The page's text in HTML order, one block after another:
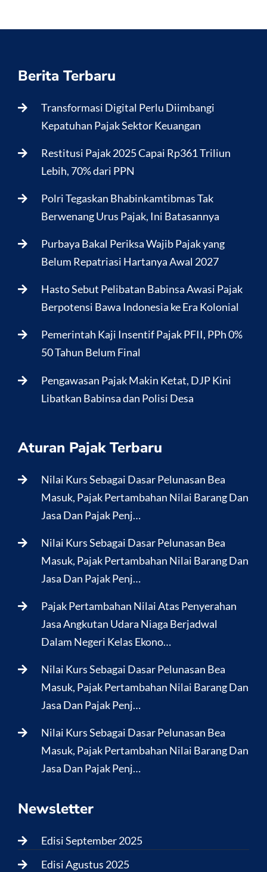
Berita Terbaru
Transformasi Digital Perlu Diimbangi
Kepatuhan Pajak Sektor Keuangan
Restitusi Pajak 2025 Capai Rp361 Triliun
Lebih, 70% dari PPN
Polri Tegaskan Bhabinkamtibmas Tak
Berwenang Urus Pajak, Ini Batasannya
Purbaya Bakal Periksa Wajib Pajak yang
Belum Repatriasi Hartanya Awal 2027
Hasto Sebut Pelibatan Babinsa Awasi Pajak
Berpotensi Bawa Indonesia ke Era Kolonial
Pemerintah Kaji Insentif Pajak PFII, PPh 0%
50 Tahun Belum Final
Pengawasan Pajak Makin Ketat, DJP Kini
Libatkan Babinsa dan Polisi Desa
Aturan Pajak Terbaru
Nilai Kurs Sebagai Dasar Pelunasan Bea
Masuk, Pajak Pertambahan Nilai Barang Dan
Jasa Dan Pajak Penj…
Nilai Kurs Sebagai Dasar Pelunasan Bea
Masuk, Pajak Pertambahan Nilai Barang Dan
Jasa Dan Pajak Penj…
Pajak Pertambahan Nilai Atas Penyerahan
Jasa Angkutan Udara Niaga Berjadwal
Dalam Negeri Kelas Ekono…
Nilai Kurs Sebagai Dasar Pelunasan Bea
Masuk, Pajak Pertambahan Nilai Barang Dan
Jasa Dan Pajak Penj…
Nilai Kurs Sebagai Dasar Pelunasan Bea
Masuk, Pajak Pertambahan Nilai Barang Dan
Jasa Dan Pajak Penj…
Newsletter
Edisi September 2025
Edisi Agustus 2025